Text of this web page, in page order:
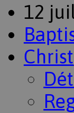
12
Christ